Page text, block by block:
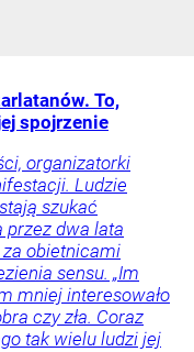
To,
spojrzenie
organizatorki
Ludzie
szukać
przez dwa lata
za obietnicami
sensu. „Im
mniej interesowało
czy zła. Coraz
tak wielu ludzi jej